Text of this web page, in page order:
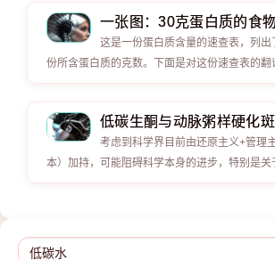
一张图：30克蛋白质的食
这是一份蛋白质含量的速查表，列出
份所含蛋白质的克数。下面是对这份速查表的翻
低碳生酮与动脉粥样硬化
考虑到科学界目前由还原主义+管理
本）加持，可能阻碍科学本身的进步，特别是关